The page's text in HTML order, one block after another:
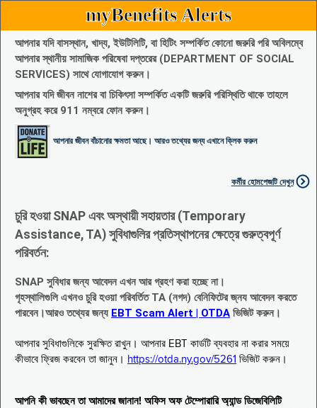
myBenefits Alerts
আপনার যদি বাসস্থান, খাদ্য, ইউটিলিটি, বা হিটিং সম্পর্কিত কোনো জরুরি পরি অবিলম্বে
আপনার স্থানীয় সামাজিক পরিষেবা দপ্তরের (DEPARTMENT OF SOCIAL
SERVICES) সাথে যোগাযোগ করুন।
আপনার যদি জীবন নাশের বা চিকিৎসা সম্পর্কিত একটি জরুরি পরিস্থিতি থাকে তাহলে
অনুগ্রহ করে 911 নম্বরে ফোন করুন।
আপনার জীবন বাঁচানোর ক্ষমতা আছে। আরও তথ্যের জন্য এখানে ক্লিক করুন
কর্মীর হোমপেজটি দেখুন
চুরি হওয়া SNAP এবং অস্থায়ী সহায়তার (Temporary
Assistance, TA) সুবিধাগুলির প্রতিস্থাপনের ক্ষেত্রে গুরুত্বপূর্ণ
পরিবর্তন:
SNAP সুবিধার জন্য আবেদন এখন আর গ্রহণ করা হচ্ছে না।
গৃহস্থালিগুলি এখনও চুরি হওয়া পরিবর্তিত TA (নগদ) বেনিফিটের জ্নয আবেদন করতে
পারবেন।আরও তথ্যের জন্য EBT Scam Alert | OTDA ভিজিট করুন।
আপনার সুবিধাগুলিকে সুরক্ষিত রাখুন। আপনার EBT কার্ডটি ব্যবহার না করার সময়ে
কীভাবে ফ্রিজ করবেন তা জানুন। https://otda.ny.gov/5261 ভিজিট করুন।
আপনি কী ভাবছেন তা আমাদের জানান! অফিস অফ টেম্পোরারি অ্যান্ড ডিজেবিলিটি